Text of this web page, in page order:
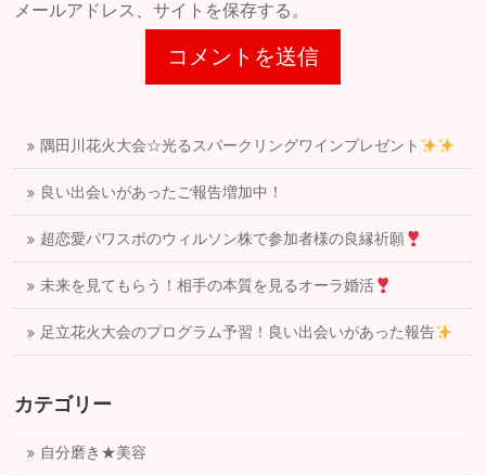
メールアドレス、サイトを保存する。
隅田川花火大会☆光るスパークリングワインプレゼント
良い出会いがあったご報告増加中！
超恋愛パワスポのウィルソン株で参加者様の良縁祈願
未来を見てもらう！相手の本質を見るオーラ婚活
足立花火大会のプログラム予習！良い出会いがあった報告
カテゴリー
自分磨き★美容